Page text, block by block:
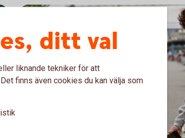
ditt val
liknande tekniker för att
finns även cookies du kan välja som